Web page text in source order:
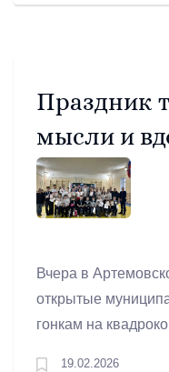
Праздник
мысли и
Вчера в
открытые
гонкам на
19.02.2026